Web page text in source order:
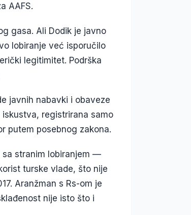
AAFS.
gasa. Ali Dodik je javno
lobiranje već isporučilo
legitimitet. Podrška
javnih nabavki i obaveze
iskustva, registrirana samo
putem posebnog zakona.
sa stranim lobiranjem —
turske vlade, što nije
Aranžman s Rs-om je
nije isto što i